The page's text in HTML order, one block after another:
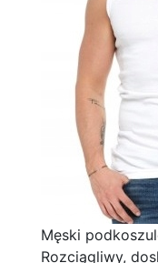
Męski
Rozciągliwy,